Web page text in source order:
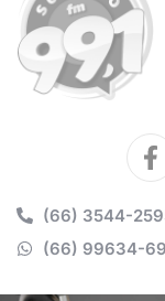
(66) 3544-
(66) 99634-